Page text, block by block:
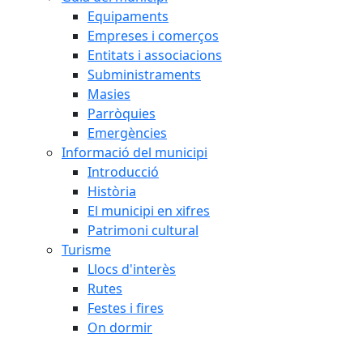
Equipaments
Empreses i comerços
Entitats i associacions
Subministraments
Masies
Parròquies
Emergències
Informació del municipi
Introducció
Història
El municipi en xifres
Patrimoni cultural
Turisme
Llocs d'interès
Rutes
Festes i fires
On dormir